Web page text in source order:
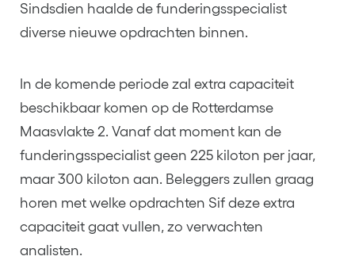
Sindsdien haalde de funderingsspecialist
diverse nieuwe opdrachten binnen.
In de komende periode zal extra capaciteit
beschikbaar komen op de Rotterdamse
Maasvlakte 2. Vanaf dat moment kan de
funderingsspecialist geen 225 kiloton per jaar,
maar 300 kiloton aan. Beleggers zullen graag
horen met welke opdrachten Sif deze extra
capaciteit gaat vullen, zo verwachten
analisten.